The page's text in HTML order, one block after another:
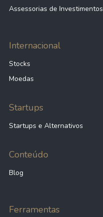
Assessorias de Investimentos
Internacional
Stocks
Moedas
Startups
Startups e Alternativos
Conteúdo
Blog
Ferramentas